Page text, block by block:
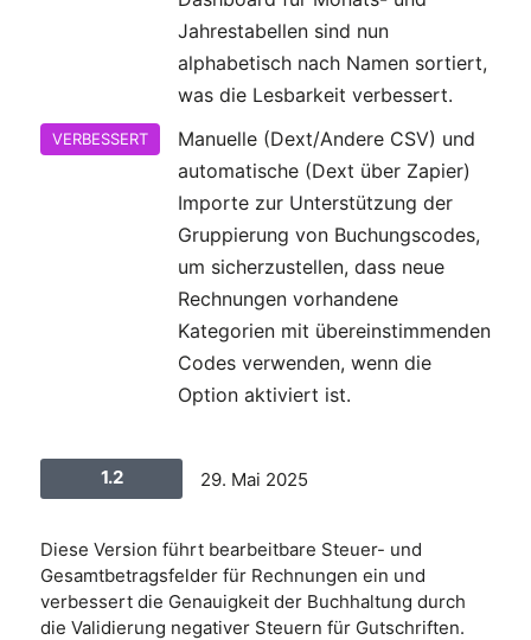
Jahrestabellen sind nun
alphabetisch nach Namen sortiert,
was die Lesbarkeit verbessert.
VERBESSERT
Manuelle (Dext/Andere CSV) und
automatische (Dext über Zapier)
Importe zur Unterstützung der
Gruppierung von Buchungscodes,
um sicherzustellen, dass neue
Rechnungen vorhandene
Kategorien mit übereinstimmenden
Codes verwenden, wenn die
Option aktiviert ist.
1.2 29. Mai 2025
Diese Version führt bearbeitbare Steuer- und
Gesamtbetragsfelder für Rechnungen ein und
verbessert die Genauigkeit der Buchhaltung durch
die Validierung negativer Steuern für Gutschriften.